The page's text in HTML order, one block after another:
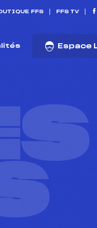
FFS FFS TV
Espace